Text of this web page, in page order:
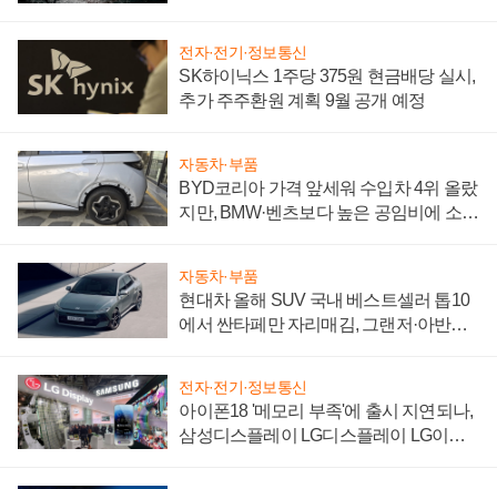
전자·전기·정보통신
SK하이닉스 1주당 375원 현금배당 실시,
추가 주주환원 계획 9월 공개 예정
자동차·부품
BYD코리아 가격 앞세워 수입차 4위 올랐
지만, BMW·벤츠보다 높은 공임비에 소비
자동차·부품
현대차 올해 SUV 국내 베스트셀러 톱10
에서 싼타페만 자리매김, 그랜저·아반떼
전자·전기·정보통신
아이폰18 '메모리 부족'에 출시 지연되나,
삼성디스플레이 LG디스플레이 LG이노